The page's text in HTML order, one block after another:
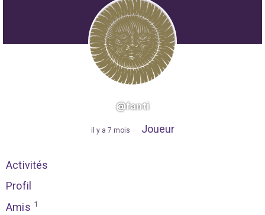
@fanti
il y a 7 mois Joueur
Activités
Profil
Amis 1